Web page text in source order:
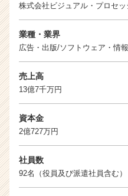
r
C
r
株式会社ビジュアル・プロセ
業種・業界
広告・出版/ソフトウェア・情
売上高
13億7千万円
資本金
2億727万円
社員数
92名（役員及び派遣社員含む）